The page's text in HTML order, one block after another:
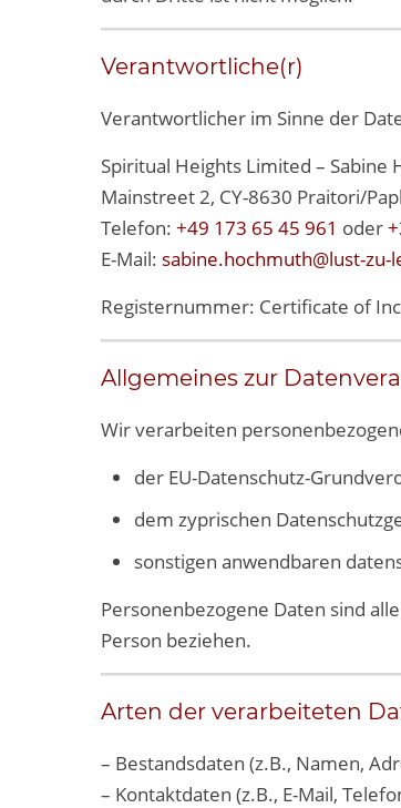
Verantwortliche(r)
Verantwortlicher im Sinne der
Spiritual Heights Limited – Sabine
Mainstreet 2, CY-8630 Praitori/
Telefon:+49 173 65 45 961 oder
E-Mail: sabine.hochmuth@lust-zu-
Registernummer: Certificate of
Allgemeines zur
Wir verarbeiten
der EU-Datenschutz-
dem zyprischen
sonstigen anwendbaren
Personenbezogene Daten sind
Person beziehen.
Arten der verarbeiteten
– Bestandsdaten (z.B., Namen,
– Kontaktdaten (z.B., E-Mail,